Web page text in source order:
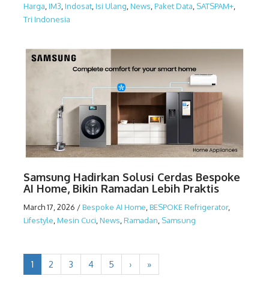
Harga IM3 Indosat Isi Ulang News Paket Data SATSPAM+
Tri Indonesia
Samsung Hadirkan Solusi Cerdas Bespoke
AI Home, Bikin Ramadan Lebih Praktis
March 17, 2026 /Bespoke AI Home BESPOKE Refrigerator,
Lifestyle Mesin Cuci News Ramadan Samsung
1 2 3 4 5 › »